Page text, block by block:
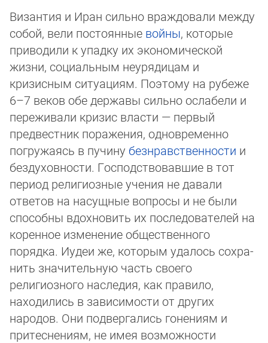
Византия и Иран сильно враждовали между
собой, вели постоянные войны, которые
приводили к упадку их экономической
жизни, социальным неурядицам и
кризисным ситуациям. Поэтому на рубеже
6–7 веков обе державы сильно ослабели и
пе­ре­живали кризис власти — первый
предвестник поражения, одновременно
погружаясь в пучину безнравственности и
без­ду­ховности. Господствовавшие в тот
период религиозные учения не давали
ответов на насущные вопросы и не были
спо­соб­ны вдохновить их последователей на
коренное изменение общественного
порядка. Иудеи же, которым удалось сох­ра­
нить значительную часть своего
религиозного наследия, как правило,
находились в зависимости от других
народов. Они под­вер­гались гонениям и
притеснениям, не имея возможности